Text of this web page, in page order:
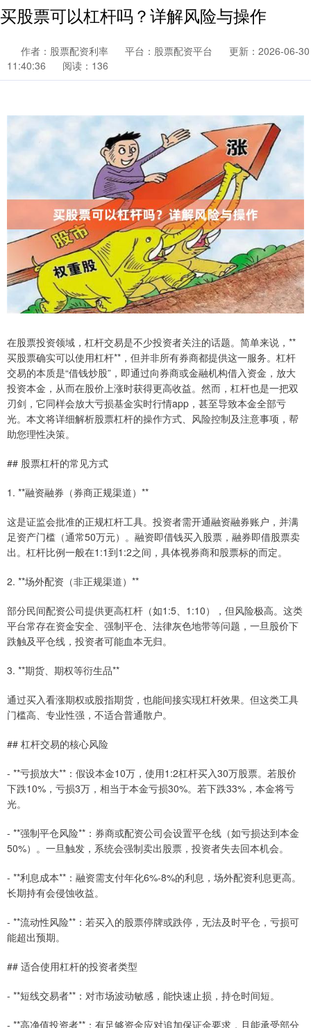
买股票可以杠杆吗？详解风险与操作
作者：股票配资利率 平台：股票配资平台
更新：2026-06-30
11:40:36
阅读：136
在股票投资领域，杠杆交易是不少投资者关注的话题。简单来说，**
买股票确实可以使用杠杆**，但并非所有券商都提供这一服务。杠杆
交易的本质是“借钱炒股”，即通过向券商或金融机构借入资金，放大
投资本金，从而在股价上涨时获得更高收益。然而，杠杆也是一把双
刃剑，它同样会放大亏损基金实时行情app，甚至导致本金全部亏
光。本文将详细解析股票杠杆的操作方式、风险控制及注意事项，帮
助您理性决策。
## 股票杠杆的常见方式
1. **融资融券（券商正规渠道）**
这是证监会批准的正规杠杆工具。投资者需开通融资融券账户，并满
足资产门槛（通常50万元）。融资即借钱买入股票，融券即借股票卖
出。杠杆比例一般在1:1到1:2之间，具体视券商和股票标的而定。
2. **场外配资（非正规渠道）**
部分民间配资公司提供更高杠杆（如1:5、1:10），但风险极高。这类
平台常存在资金安全、强制平仓、法律灰色地带等问题，一旦股价下
跌触及平仓线，投资者可能血本无归。
3. **期货、期权等衍生品**
通过买入看涨期权或股指期货，也能间接实现杠杆效果。但这类工具
门槛高、专业性强，不适合普通散户。
## 杠杆交易的核心风险
- **亏损放大**：假设本金10万，使用1:2杠杆买入30万股票。若股价
下跌10%，亏损3万，相当于本金亏损30%。若下跌33%，本金将亏
光。
- **强制平仓风险**：券商或配资公司会设置平仓线（如亏损达到本金
50%）。一旦触发，系统会强制卖出股票，投资者失去回本机会。
- **利息成本**：融资需支付年化6%-8%的利息，场外配资利息更高。
长期持有会侵蚀收益。
- **流动性风险**：若买入的股票停牌或跌停，无法及时平仓，亏损可
能超出预期。
## 适合使用杠杆的投资者类型
- **短线交易者**：对市场波动敏感，能快速止损，持仓时间短。
- **高净值投资者**：有足够资金应对追加保证金要求，且能承受部分